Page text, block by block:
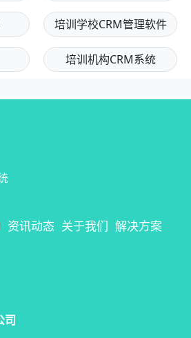
培训学校CRM管理软件
培训机构CRM系统
资讯动态 关于我们 解决方案
司